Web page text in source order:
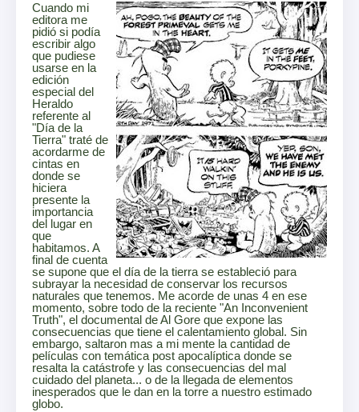
Cuando mi
editora me
pidió si podía
escribir algo
que pudiese
usarse en la
edición
especial del
Heraldo
referente al
"Día de la
Tierra" traté de
acordarme de
cintas en
donde se
hiciera
presente la
importancia
del lugar en
que
habitamos. A
final de cuenta
se supone que el día de la tierra se estableció para
subrayar la necesidad de conservar los recursos
naturales que tenemos. Me acorde de unas 4 en ese
momento, sobre todo de la reciente "An Inconvenient
Truth", el documental de Al Gore que expone las
consecuencias que tiene el calentamiento global. Sin
embargo, saltaron mas a mi mente la cantidad de
películas con temática post apocalíptica donde se
resalta la catástrofe y las consecuencias del mal
cuidado del planeta... o de la llegada de elementos
inesperados que le dan en la torre a nuestro estimado
globo.